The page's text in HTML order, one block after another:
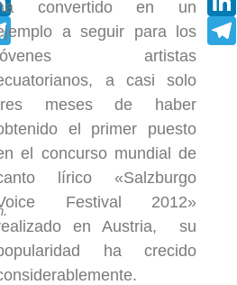
Telegram
convertido en un
a seguir para los
artistas
a casi solo
meses de haber
el primer puesto
el concurso mundial de
lírico «Salzburgo
Festival 2012»
en Austria, su
ha crecido